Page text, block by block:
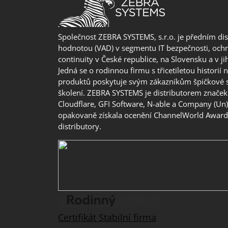
Společnost ZEBRA SYSTEMS, s.r.o. je předním
hodnotou (VAD) v segmentu IT bezpečnosti,
continuity v České republice, na Slovensku a v
Jedná se o rodinnou firmu s třicetiletou historií
produktů poskytuje svým zákazníkům špičkové
školení. ZEBRA SYSTEMS je distributorem
Cloudflare, GFI Software, N-able a Company
opakovaně získala ocenění ChannelWorld
distributory.
Certifikát Stabilní firma